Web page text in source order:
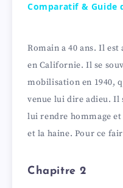
Comparatif & Guide
Romain a 40 ans. Il est
en Californie. Il se
mobilisation en 1940,
venue lui dire adieu. Il
lui rendre hommage
et la haine. Pour ce
Chapitre 2